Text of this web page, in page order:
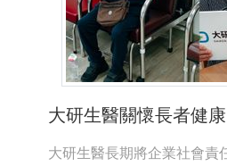
大研生醫長期將企業社會責